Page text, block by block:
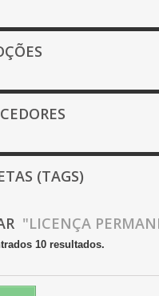
(TAGS)
"LICENÇA
10 resultados.